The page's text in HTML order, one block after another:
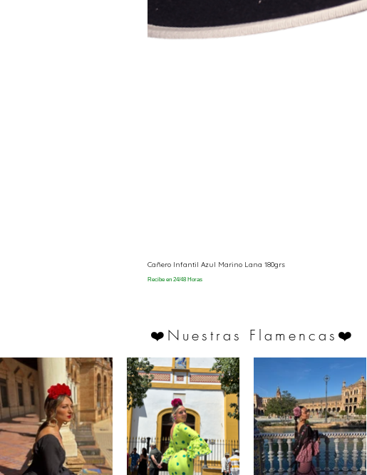
Cañero Infantil Azul Marino Lana 180grs
Recibe en 24/48 Horas
❤️ Nuestras Flamencas ❤️